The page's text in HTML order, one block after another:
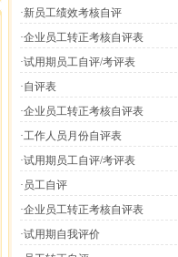
·新员工绩效考核自评
·企业员工转正考核自评表
·试用期员工自评/考评表
·自评表
·企业员工转正考核自评表
·工作人员月份自评表
·试用期员工自评/考评表
·员工自评
·企业员工转正考核自评表
·试用期自我评价